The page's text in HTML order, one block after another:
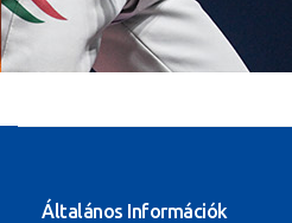
Általános Információk